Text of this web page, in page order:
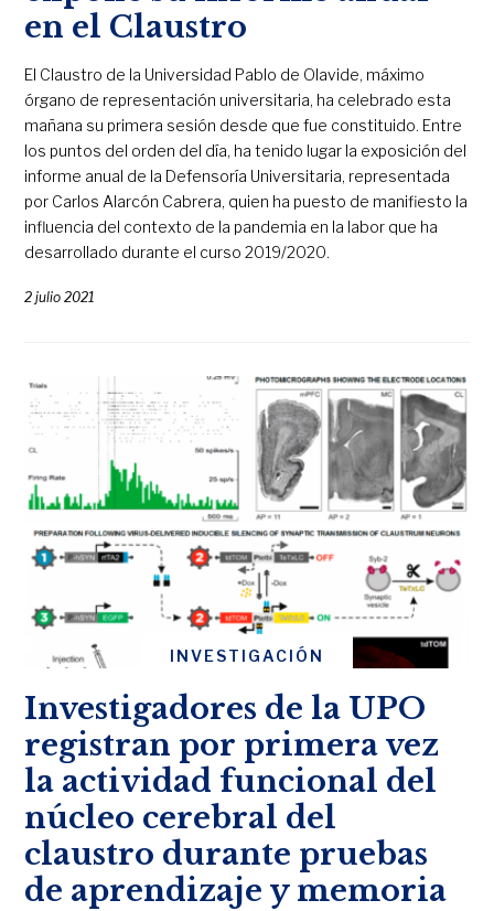
en el Claustro
El Claustro de la Universidad Pablo de Olavide, máximo
órgano de representación universitaria, ha celebrado esta
mañana su primera sesión desde que fue constituido. Entre
los puntos del orden del día, ha tenido lugar la exposición del
informe anual de la Defensoría Universitaria, representada
por Carlos Alarcón Cabrera, quien ha puesto de manifiesto la
influencia del contexto de la pandemia en la labor que ha
desarrollado durante el curso 2019/2020.
2 julio 2021
INVESTIGACIÓN
Investigadores de la UPO
registran por primera vez
la actividad funcional del
núcleo cerebral del
claustro durante pruebas
de aprendizaje y memoria